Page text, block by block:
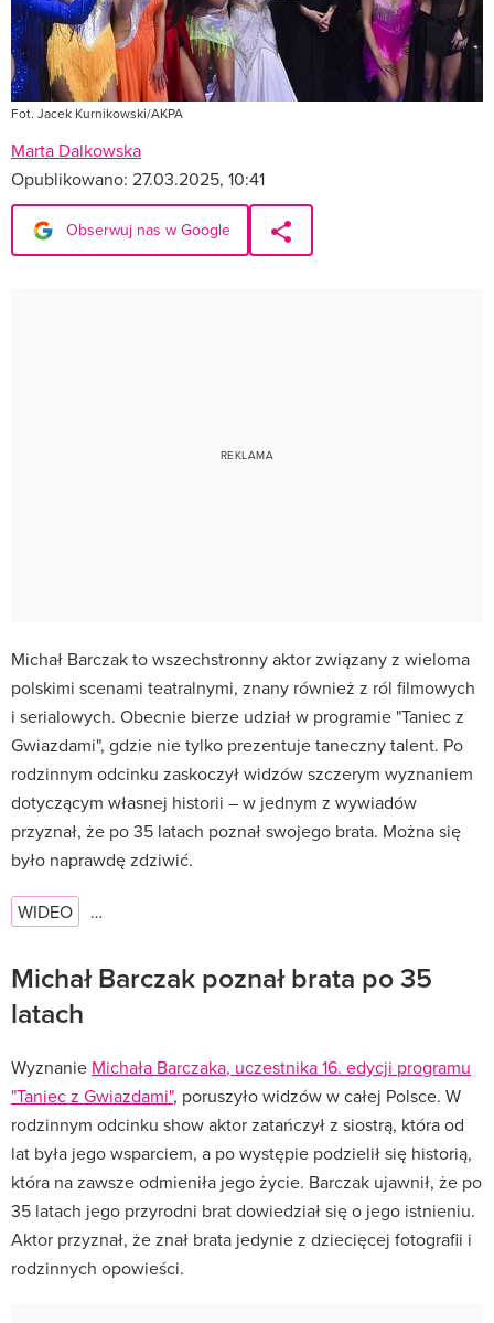
Fot. Jacek Kurnikowski/AKPA
Marta Dalkowska
Opublikowano: 27.03.2025, 10:41
Obserwuj nas w Google
Michał Barczak to wszechstronny aktor związany z wieloma
polskimi scenami teatralnymi, znany również z ról filmowych
i serialowych. Obecnie bierze udział w programie "Taniec z
Gwiazdami", gdzie nie tylko prezentuje taneczny talent. Po
rodzinnym odcinku zaskoczył widzów szczerym wyznaniem
dotyczącym własnej historii – w jednym z wywiadów
przyznał, że po 35 latach poznał swojego brata. Można się
było naprawdę zdziwić.
WIDEO …
Michał Barczak poznał brata po 35
latach
Wyznanie Michała Barczaka, uczestnika16. edycji programu
"Taniecz Gwiazdami", poruszyłowidzówwcałej Polsce. W
rodzinnym odcinku showaktorzatańczyłz siostrą, któraod
lat była jegowsparciem, a powystępie podzieliłsię historią,
która nazawszeodmieniła jegożycie. Barczak ujawnił, że po
35 latach jego przyrodni bratdowiedziałsięo jego istnieniu.
Aktor przyznał, żeznał brata jedyniez dziecięcej fotografii i
rodzinnych opowieści.